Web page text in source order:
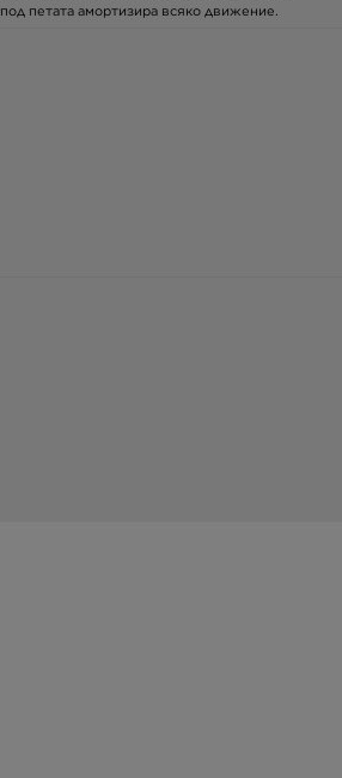
петата амортизира всяко движение.